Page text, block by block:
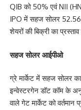
QIB को 50% एवं NII
IPO में सहज सोलर 52.56
शेयरों की बिक्री का
सहज सोलर आईपीओ
ग्रे मार्केट में सहज सोलर
इन्वेस्टरगेन डॉट कॉम के
वाले गेट मार्केट को